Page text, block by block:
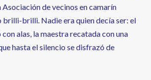
Asociación de vecinos en camarín
brilli-brilli. Nadie era quien decía ser: el
alas, la maestra recatada con una
hasta el silencio se disfrazó de